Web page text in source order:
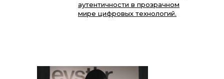
аутентичности в прозрачном
мире цифровых технологий.